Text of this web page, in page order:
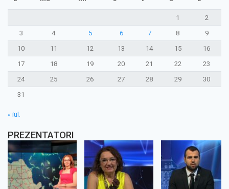
1
2
3
4 5 6 7 8
9
10
11 12 13 14 15
16
17
18 19 20 21 22
23
24
25 26 27 28 29
30
31
« iul.
PREZENTATORI